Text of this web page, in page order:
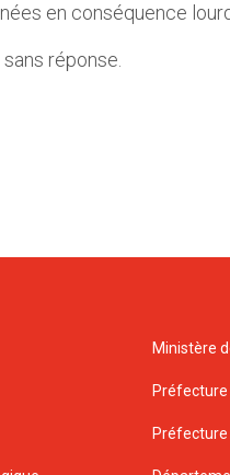
en conséquence
réponse.
Ministère
Préfecture
Préfecture